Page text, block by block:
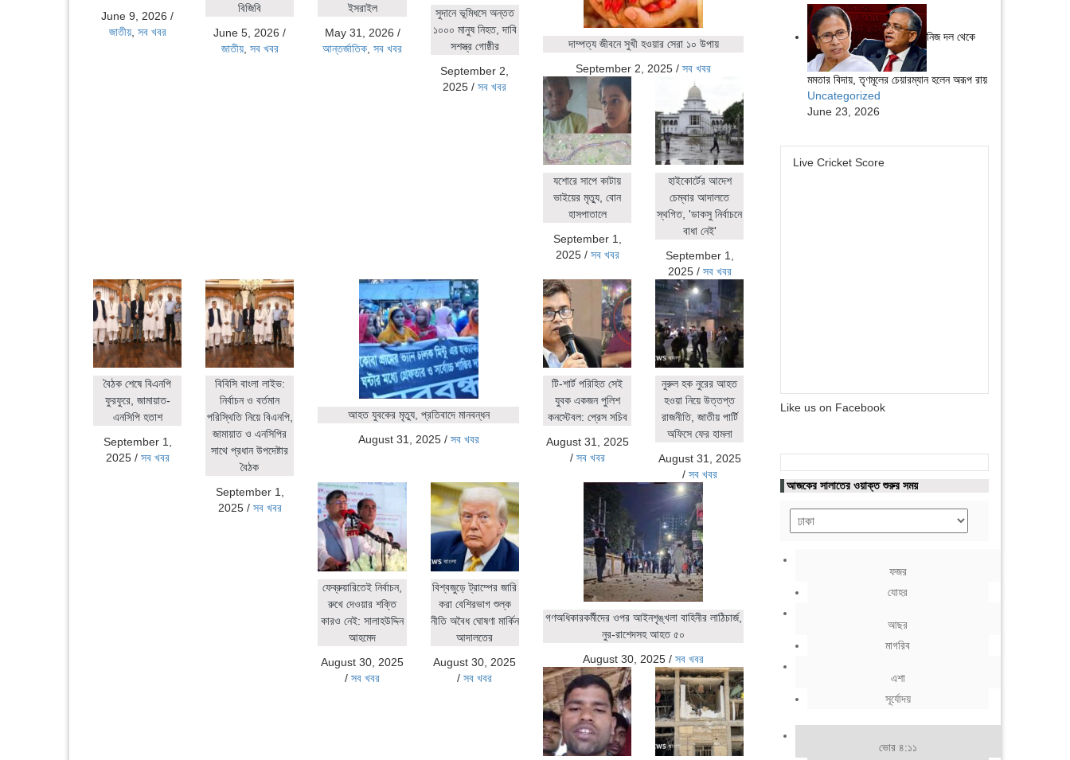
June 9, 2026 /
জাতীয়, সব খবর
বিজিবি
June 5, 2026 /
জাতীয়, সব খবর
ইসরাইল
May 31, 2026 /
আন্তর্জাতিক ,সব খবর
সুদানে ভূমিধসে অন্তত
১০০০ মানুষ নিহত, দাবি
সশস্ত্র গোষ্ঠীর
September 2,
2025 /সব খবর
দাম্পত্য জীবনে সুখী হওয়ার সেরা ১০ উপায়
September 2, 2025 /সব খবর
যশোরে সাপে কাটায়
ভাইয়ের মৃত্যু, বোন
হাসপাতালে
September 1,
2025/ সব খবর
হাইকোর্টের আদেশ
চেম্বার আদালতে
স্থগিত, 'ডাকসু নির্বাচনে
বাধা নেই'
September 1,
2025/ সব খবর
বৈঠক শেষে বিএনপি
ফুরফুরে, জামায়াত-
এনসিপি হতাশ
September 1,
2025/ সব খবর
বিবিসি বাংলা লাইভ:
নির্বাচন ও বর্তমান
পরিস্থিতি নিয়ে বিএনপি,
জামায়াত ও এনসিপির
সাথে প্রধান উপদেষ্টার
বৈঠক
September 1,
2025/ সব খবর
আহত যুবকের মৃত্যু, প্রতিবাদে মানবন্ধন
August 31, 2025/ সব খবর
টি-শার্ট পরিহিত সেই
যুবক একজন পুলিশ
কনস্টেবল: প্রেস সচিব
August 31, 2025
/ সব খবর
নুরুল হক নুরের আহত
হওয়া নিয়ে উত্তপ্ত
রাজনীতি, জাতীয় পার্টি
অফিসে ফের হামলা
August 31, 2025
/ সব খবর
ফেব্রুয়ারিতেই নির্বাচন,
রুখে দেওয়ার শক্তি
কারও নেই: সালাহউদ্দিন
আহমেদ
August 30, 2025
/সব খবর
বিশ্বজুড়ে ট্রাম্পের জারি
করা বেশিরভাগ শুল্ক
নীতি অবৈধ ঘোষণা মার্কিন
আদালতের
August 30, 2025
/সব খবর
গণঅধিকারকর্মীদের ওপর আইনশৃঙ্খলা বাহিনীর লাঠিচার্জ,
নুর-রাশেদসহ আহত ৫০
August 30, 2025 /সব খবর
নিজ দল থেকে
মমতার বিদায়, তৃণমূলের চেয়ারম্যান হলেন অরূপ রায়
Uncategorized
June 23, 2026
Live Cricket Score
Like us on Facebook
আজকের সালাতের ওয়াক্ত শুরুর সময়
ফজর
যোহর
আছর
মাগরিব
এশা
সূর্যোদয়
ভোর ৪:১১